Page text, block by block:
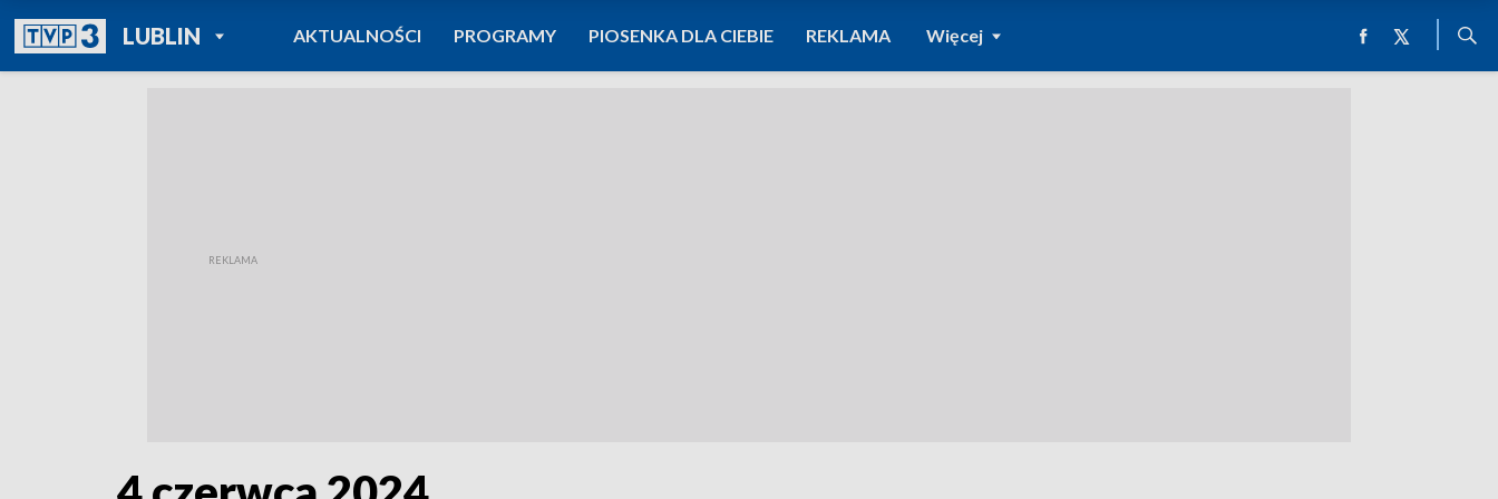
LUBLINPOWRÓT DO
TVP REGIONY
AKTUALNOŚCI PROGRAMY PIOSENKA DLA CIEBIE REKLAMA Więcej